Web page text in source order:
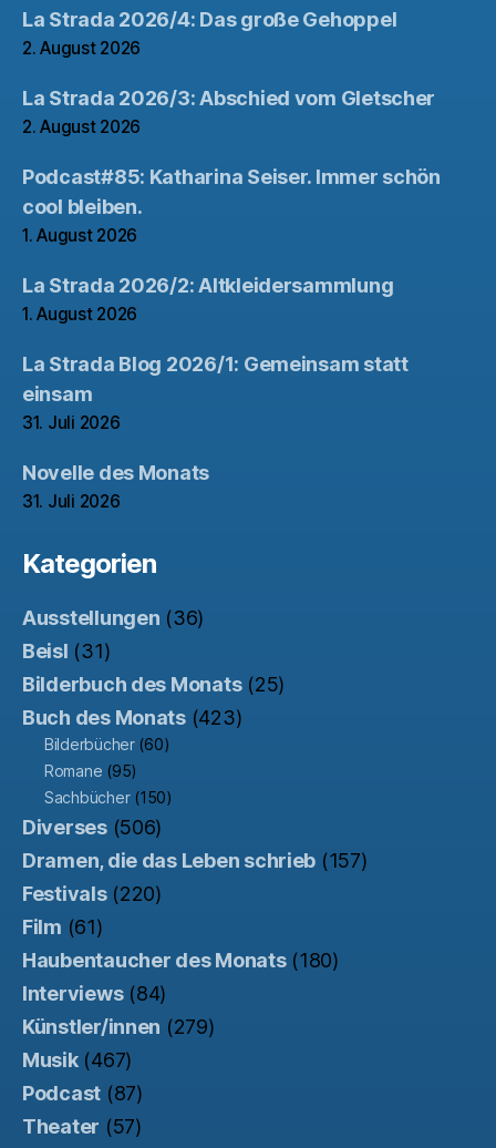
La Strada 2026/4: Das große Gehoppel
2. August 2026
La Strada 2026/3: Abschied vom Gletscher
2. August 2026
Podcast#85: Katharina Seiser. Immer schön
cool bleiben.
1. August 2026
La Strada 2026/2: Altkleidersammlung
1. August 2026
La Strada Blog 2026/1: Gemeinsam statt
einsam
31. Juli 2026
Novelle des Monats
31. Juli 2026
Kategorien
Ausstellungen (36)
Beisl (31)
Bilderbuch des Monats(25)
Buch des Monats(423)
Bilderbücher(60)
Romane (95)
Sachbücher(150)
Diverses(506)
Dramen, die das Leben schrieb (157)
Festivals(220)
Film (61)
Haubentaucher des Monats(180)
Interviews(84)
Künstler/innen (279)
Musik(467)
Podcast (87)
Theater (57)